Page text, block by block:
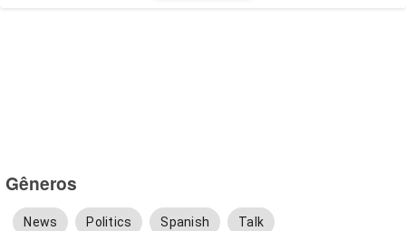
Gêneros
News Politics Spanish Talk